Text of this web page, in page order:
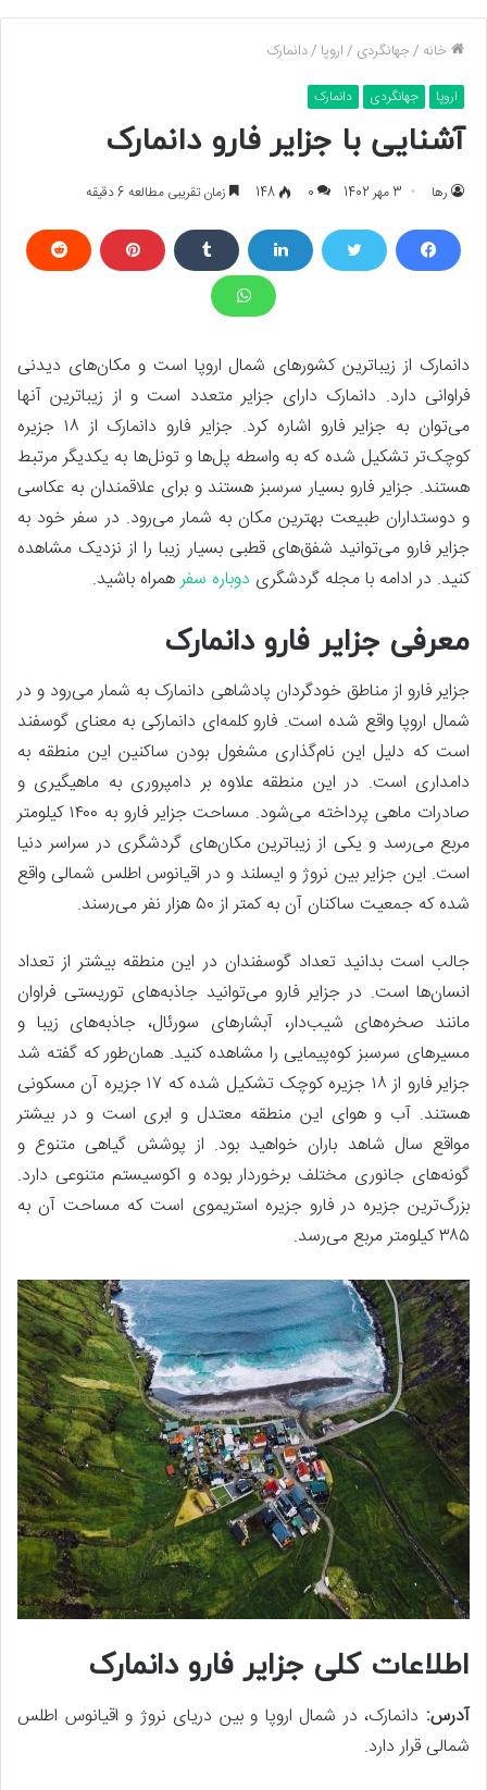
خانه /جهانگردی /اروپا /دانمارک
اروپا جهانگردی دانمارک
آشنایی با جزایر فارو دانمارک
رها 3 مهر 1402 0
148 زمان تقریبی مطالعه 6 دقیقه
دانمارک از زیباترین کشورهای شمال اروپا است و مکان‌های دیدنی
فراوانی دارد. دانمارک دارای جزایر متعدد است و از زیباترین آنها
می‌توان به جزایر فارو اشاره کرد. جزایر فارو دانمارک از ۱۸ جزیره
کوچک‌تر تشکیل شده که به واسطه پل‌ها و تونل‌ها به یکدیگر مرتبط
هستند. جزایر فارو بسیار سرسبز هستند و برای علاقمندان به عکاسی
و دوستداران طبیعت بهترین مکان به شمار می‌رود. در سفر خود به
جزایر فارو می‌توانید شفق‌های قطبی بسیار زیبا را از نزدیک مشاهده
کنید. در ادامه با مجله گردشگری دوباره سفرهمراه باشید.
معرفی جزایر فارو دانمارک
جزایر فارو از مناطق خودگردان پادشاهی دانمارک به شمار می‌رود و در
شمال اروپا واقع شده است. فارو کلمه‌ای دانمارکی به معنای گوسفند
است که دلیل این نام‌گذاری مشغول بودن ساکنین این منطقه به
دامداری است. در این منطقه علاوه بر دامپروری به ماهیگیری و
صادرات ماهی پرداخته می‌شود. مساحت جزایر فارو به ۱۴۰۰ کیلومتر
مربع می‌رسد و یکی از زیباترین مکان‌های گردشگری در سراسر دنیا
است. این جزایر بین نروژ و ایسلند و در اقیانوس اطلس شمالی واقع
شده که جمعیت ساکنان آن به کمتر از ۵۰ هزار نفر می‌رسند.
جالب است بدانید تعداد گوسفندان در این منطقه بیشتر از تعداد
انسان‌ها است. در جزایر فارو می‌توانید جاذبه‌های توریستی فراوان
مانند صخره‌های شیب‌دار، آبشارهای سورئال، جاذبه‌های زیبا و
مسیرهای سرسبز کوه‌پیمایی را مشاهده کنید. همان‌طور که گفته شد
جزایر فارو از ۱۸ جزیره کوچک تشکیل شده که ۱۷ جزیره آن مسکونی
هستند. آب و هوای این منطقه معتدل و ابری است و در بیشتر
مواقع سال شاهد باران خواهید بود. از پوشش گیاهی متنوع و
گونه‌های جانوری مختلف برخوردار بوده و اکوسیستم متنوعی دارد.
بزرگ‌ترین جزیره در فارو جزیره استریموی است که مساحت آن به
۳۸۵ کیلومتر مربع می‌رسد.
اطلاعات کلی جزایر فارو دانمارک
آدرس: دانمارک، در شمال اروپا و بین دریای نروژ و اقیانوس اطلس
شمالی قرار دارد.